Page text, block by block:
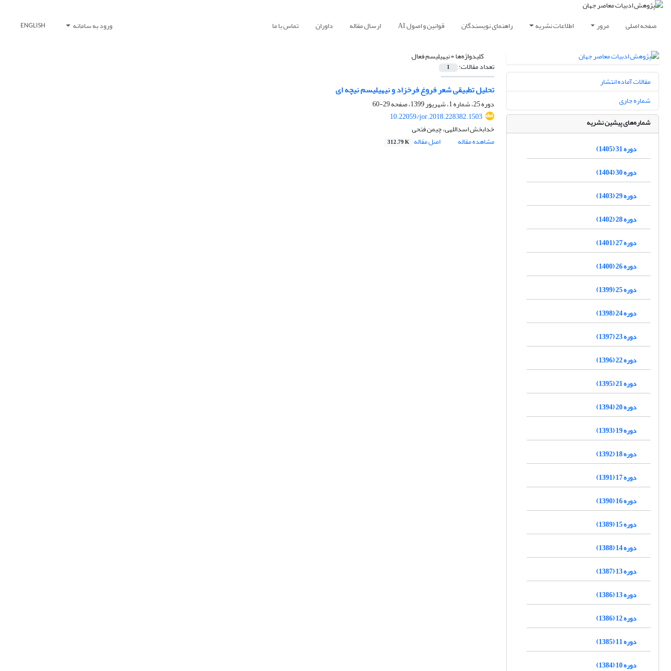
صفحه اصلی مرور اطلاعات نشریه راهنمای نویسندگان قوانین و اصول AI ارسال مقاله داوران تماس با ما ورود به سامانه ENGLISH
کلیدواژه‌ها =نیهیلیسم فعال
تعداد مقالات: 1
تحلیل تطبیقی شعر فروغ فرخزاد و نیهیلیسم نیچه ای
دوره 25، شماره 1، شهریور 1399، صفحه
29-60
10.22059/jor.2018.228382.1503
خدابخش اسداللهی، چیمن فتحی
مشاهده مقاله
اصل مقاله 312.79 K
مقالات آماده انتشار
شماره جاری
شماره‌های پیشین نشریه
دوره 31 (1405)
دوره 30 (1404)
دوره 29 (1403)
دوره 28 (1402)
دوره 27 (1401)
دوره 26 (1400)
دوره 25 (1399)
دوره 24 (1398)
دوره 23 (1397)
دوره 22 (1396)
دوره 21 (1395)
دوره 20 (1394)
دوره 19 (1393)
دوره 18 (1392)
دوره 17 (1391)
دوره 16 (1390)
دوره 15 (1389)
دوره 14 (1388)
دوره 13 (1387)
دوره 13 (1386)
دوره 12 (1386)
دوره 11 (1385)
دوره 10 (1384)